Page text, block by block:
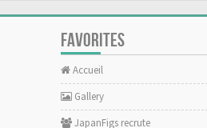
FAVORITES
Accueil
Gallery
JapanFigs recrute